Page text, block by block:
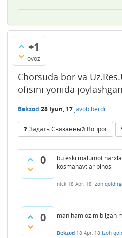
+1
ovoz
Chorsuda bor va
ofisini yonida
Bekzod 28 Iyun, 17 javob berdi
Задать Связанный Вопрос
0
bu eski malumot
kosmanavtlar binosi
nick 18 Apr, 18 Izoh
0 man ham ozim bilgan
Bekzod 18 Apr, 18 Izoh